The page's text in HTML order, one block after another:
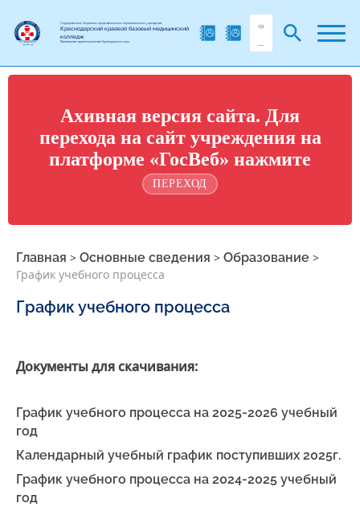
Государственное бюджетное профессиональное образовательное учреждение
Краснодарский краевой базовый медицинский
колледж
Министерства здравоохранения Краснодарского края
Ахивная версия сайта. Для
перехода на сайт учреждения на
платформе «ГосВеб» нажмите
ПЕРЕХОД
Главная > Основные сведения > Образование >
График учебного процесса
График учебного процесса
Документы для скачивания:
График учебного процесса на 2025-2026 учебный
год
Календарный учебный график поступивших 2025г.
График учебного процесса на 2024-2025 учебный
год